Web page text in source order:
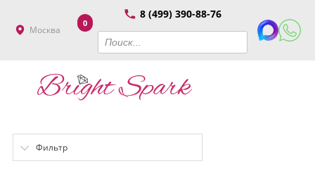
Москва
8 (499) 390-88-76
0
Фильтр